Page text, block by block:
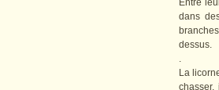
Entre
dans
dessus.
.
La